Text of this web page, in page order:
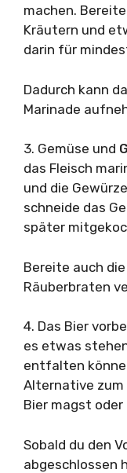
machen.
Kräutern und
darin für
Dadurch kann
Marinade
3. Gemüse und
das Fleisch
und die
schneide das
später
Bereite auch
Räuberbraten
4. Das Bier
es etwas
entfalten
Alternative zum
Bier magst oder
Sobald du den
abgeschlossen